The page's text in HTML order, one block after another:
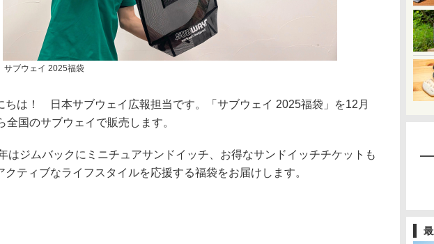
サブウェイ 2025福袋
は！ 日本サブウェイ広報担当です。「サブウェイ 2025福袋」を12月
全国のサブウェイで販売します。
はジムバックにミニチュアサンドイッチ、お得なサンドイッチチケットも
クティブなライフスタイルを応援する福袋をお届けします。